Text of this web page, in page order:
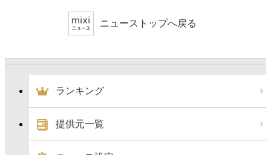
ニューストップへ戻る
ランキング
提供元一覧